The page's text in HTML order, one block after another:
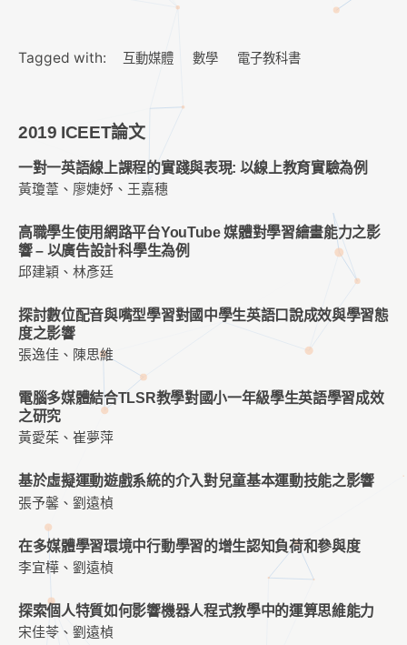
Tagged with: 互動媒體 數學 電子教科書
2019 ICEET論文
一對一英語線上課程的實踐與表現: 以線上教育實驗為例
黃瓊葦、廖婕妤、王嘉穗
高職學生使用網路平台YouTube 媒體對學習繪畫能力之影
響 – 以廣告設計科學生為例
邱建穎、林彥廷
探討數位配音與嘴型學習對國中學生英語口說成效與學習態
度之影響
張逸佳、陳思維
電腦多媒體結合TLSR教學對國小一年級學生英語學習成效
之研究
黃愛茱、崔夢萍
基於虛擬運動遊戲系統的介入對兒童基本運動技能之影響
張予馨、劉遠楨
在多媒體學習環境中行動學習的增生認知負荷和參與度
李宜樺、劉遠楨
探索個人特質如何影響機器人程式教學中的運算思維能力
宋佳苓、劉遠楨